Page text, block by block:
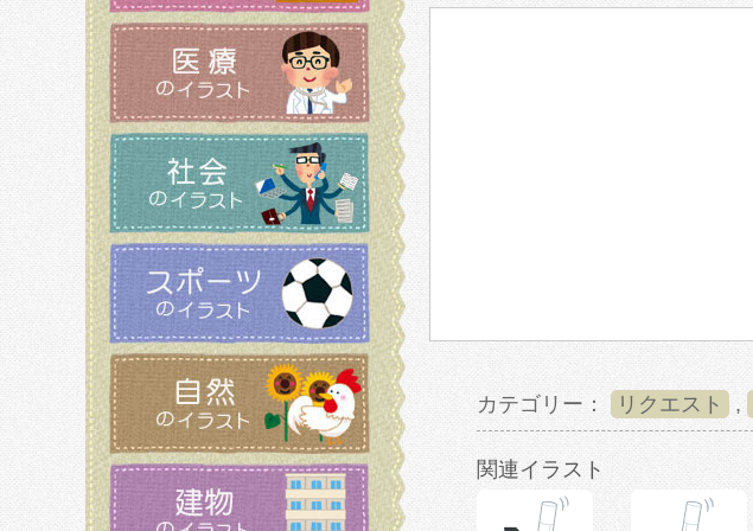
カテゴリー： リクエスト ,
関連イラスト